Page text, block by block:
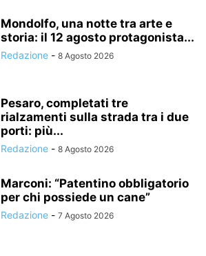
Mondolfo, una notte tra arte e
storia: il 12 agosto protagonista...
Redazione - 8 Agosto 2026
Pesaro, completati tre
rialzamenti sulla strada tra i due
porti: più...
Redazione - 8 Agosto 2026
Marconi: “Patentino obbligatorio
per chi possiede un cane”
Redazione - 7 Agosto 2026